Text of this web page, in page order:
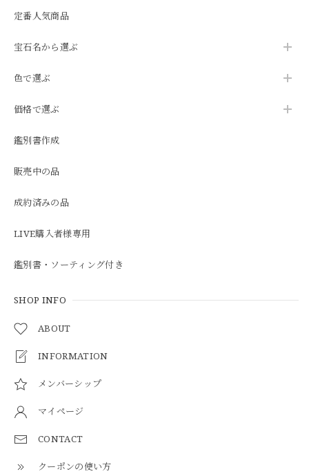
定番人気商品
宝石名から選ぶ
色で選ぶ
価格で選ぶ
鑑別書作成
販売中の品
成約済みの品
LIVE購入者様専用
鑑別書・ソーティング付き
SHOP INFO
ABOUT
INFORMATION
メンバーシップ
マイページ
CONTACT
クーポンの使い方